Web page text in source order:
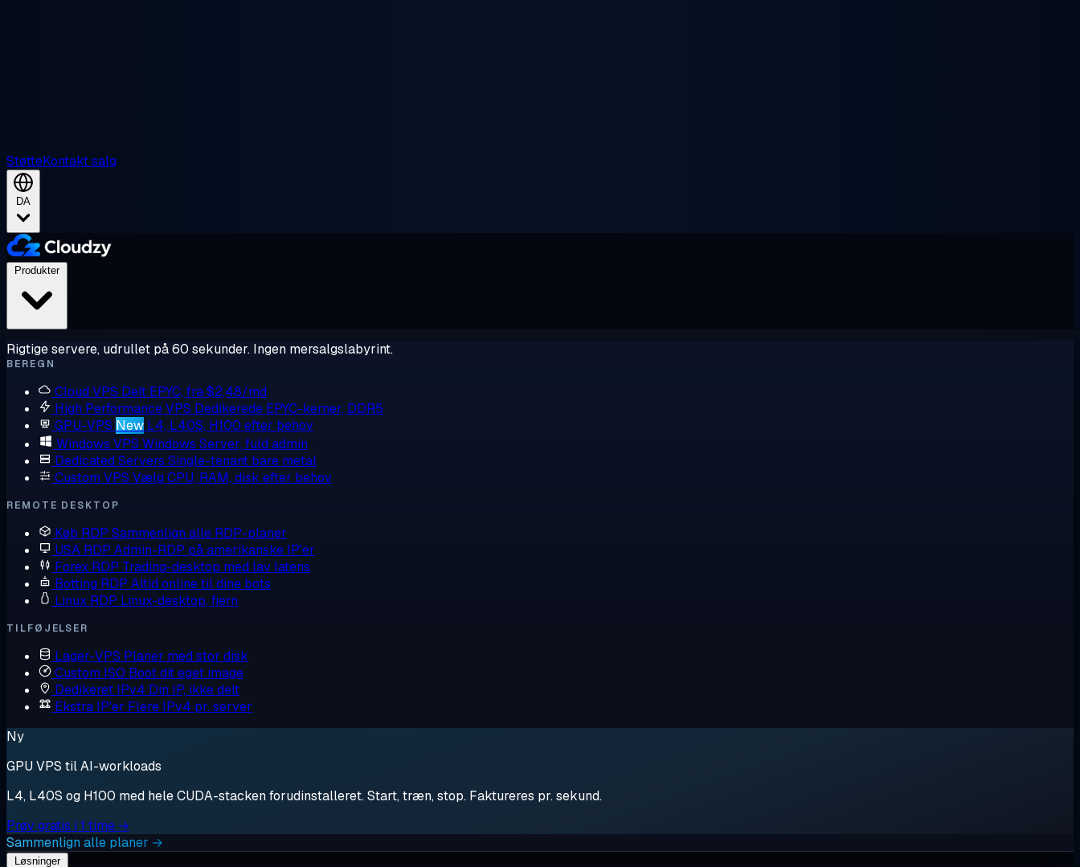
StøtteKontakt salg
DA
Produkter
Rigtige servere, udrullet på 60 sekunder. Ingen mersalgslabyrint.
BEREGN
Cloud VPS Delt EPYC, fra $2,48/md
High Performance VPS Dedikerede EPYC-kerner, DDR5
GPU-VPS New L4, L40S, H100 efter behov
Windows VPS Windows Server, fuld admin
Dedicated Servers Single-tenant bare metal
Custom VPS Vælg CPU, RAM, disk efter behov
REMOTE DESKTOP
Køb RDP Sammenlign alle RDP-planer
USA RDP Admin-RDP på amerikanske IP'er
Forex RDP Trading-desktop med lav latens
Botting RDP Altid online til dine bots
Linux RDP Linux-desktop, fjern
TILFØJELSER
Lager-VPS Planer med stor disk
Custom ISO Boot dit eget image
Dedikeret IPv4 Din IP, ikke delt
Ekstra IP'er Flere IPv4 pr. server
Ny
GPU VPS til AI-workloads
L4, L40S og H100 med hele CUDA-stacken forudinstalleret. Start, træn, stop. Faktureres pr. sekund.
Prøv gratis i 1 time →
Sammenlign alle planer →
Løsninger